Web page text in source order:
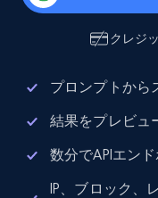
クレジ
プロンプトから
結果をプレビュ
数分でAPIエン
IP、ブロック、